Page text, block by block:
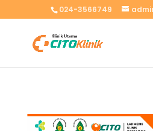
024-3566749